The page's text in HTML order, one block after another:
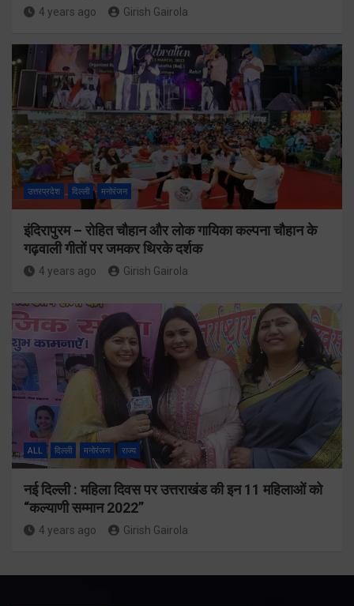
4 years ago Girish Gairola
उत्तरप्रदेश दिल्ली मनोरंजन
इंदिरापुरम – रोहित चौहान और लोक गायिका कल्पना चौहान के
गढ़वाली गीतों पर जमकर थिरके दर्शक
4 years ago Girish Gairola
ALL दिल्ली मनोरंजन राज्य
नई दिल्ली : महिला दिवस पर उत्तराखंड की इन 11 महिलाओं को
“कल्याणी सम्मान 2022”
4 years ago Girish Gairola